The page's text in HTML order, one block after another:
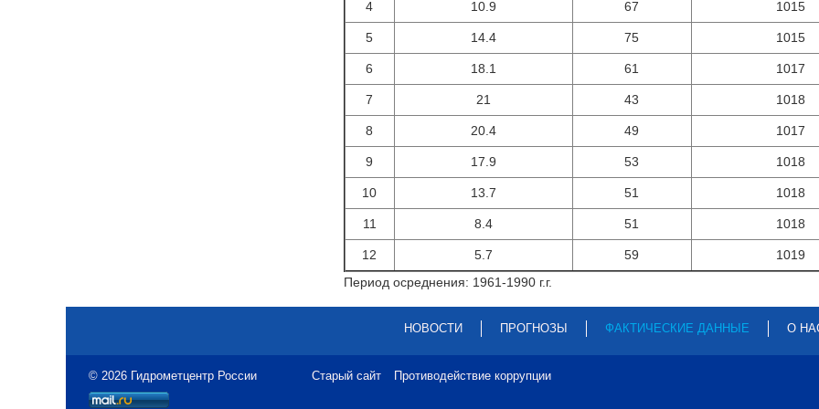
4 10.9 67 1015
5 14.4 75 1015
6 18.1 61 1017
7 21 43 1018
8 20.4 49 1017
9 17.9 53 1018
10 13.7 51 1018
11 8.4 51 1018
12 5.7 59
1019
Период осреднения: 1961-1990 г.г.
НОВОСТИ ПРОГНОЗЫ ФАКТИЧЕСКИЕ ДАННЫЕ О
© 2026 Гидрометцентр России Старый сайт Противодействие коррупции